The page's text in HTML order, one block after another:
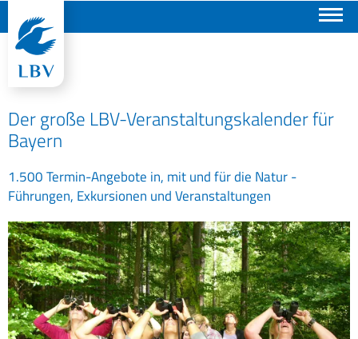
Der große LBV-Veranstaltungskalender für
Bayern
1.500 Termin-Angebote in, mit und für die Natur -
Führungen, Exkursionen und Veranstaltungen